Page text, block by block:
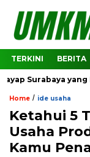
TERKINI BERITA
yang
Home / ide usaha
Ketahui 5
Usaha
Kamu